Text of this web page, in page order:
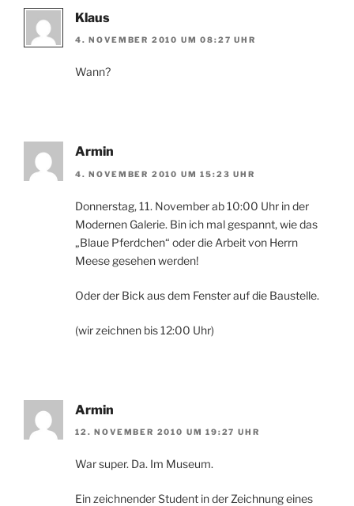
Klaus
4. NOVEMBER 2010 UM 08:27 UHR
Wann?
Armin
4. NOVEMBER 2010 UM 15:23 UHR
Donnerstag, 11. November ab 10:00 Uhr in der
Modernen Galerie. Bin ich mal gespannt, wie das
„Blaue Pferdchen“ oder die Arbeit von Herrn
Meese gesehen werden!
Oder der Bick aus dem Fenster auf die Baustelle.
(wir zeichnen bis 12:00 Uhr)
Armin
12. NOVEMBER 2010 UM 19:27 UHR
War super. Da. Im Museum.
Ein zeichnender Student in der Zeichnung eines